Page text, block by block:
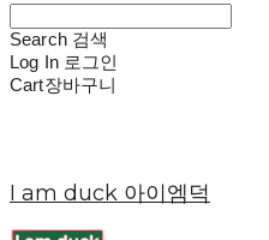
Search 검색
Log In 로그인
Cart장바구니
I am duck 아이엠덕